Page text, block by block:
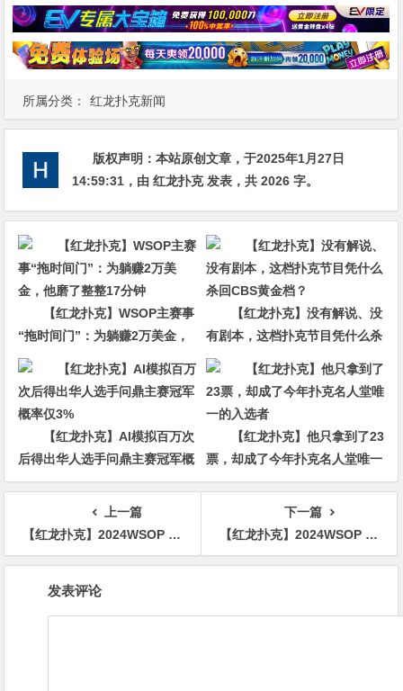
所属分类： 红龙扑克新闻
版权声明：本站原创文章，于2025年1月27日
14:59:31 ，由红龙扑克发表，共 2026 字。
【红龙扑克】WSOP主赛事
“拖时间门”：为躺赚2万美金，
他磨了整整17分钟
【红龙扑克】没有解说、没
有剧本，这档扑克节目凭什么杀
回CBS黄金档？
【红龙扑克】AI模拟百万次
后得出华人选手问鼎主赛冠军概
率仅3%
【红龙扑克】他只拿到了23
票，却成了今年扑克名人堂唯一
的入选者
上一篇
【红龙扑克】2024WSOP | 主赛事Ren Lin强势晋级Day 4，Xiaochuan Zhang在混合赛获得第七
下一篇
【红龙扑克】2024WSOP | 吴亚轲获得主赛事第20名
发表评论